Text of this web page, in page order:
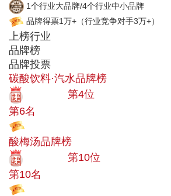
1个行业大品牌/4个行业中小品牌
品牌得票1万+ （行业竞争对手3万+）
上榜行业
品牌榜
品牌投票
碳酸饮料·汽水品牌榜
第4位
第6名
酸梅汤品牌榜
第10位
第10名